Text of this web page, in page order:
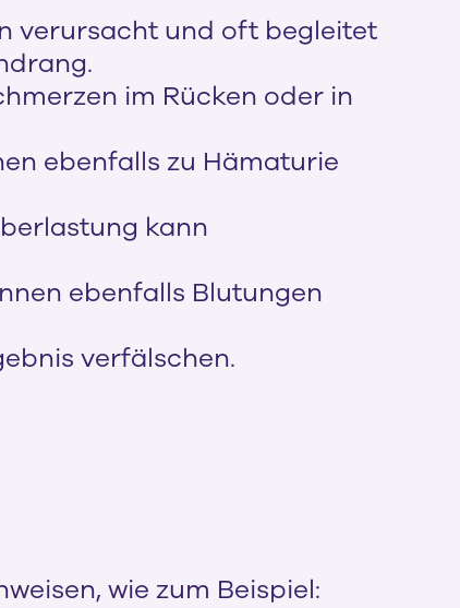
verursacht und oft begleitet
im Rücken oder in
ebenfalls zu Hämaturie
kann
ebenfalls Blutungen
verfälschen.
wie zum Beispiel: